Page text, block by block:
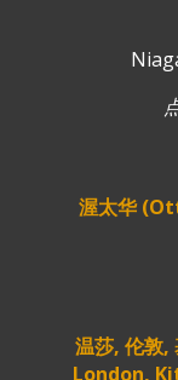
渥太华
温莎, 伦敦,
London,